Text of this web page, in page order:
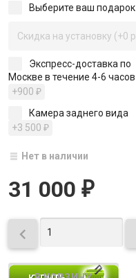
Выберите ваш подарок
Экспресс-доставка по
Москве в течение 4-6 часов
+900 ₽
Камера заднего вида
+3 500 ₽
Нет в наличии
31 000 ₽
